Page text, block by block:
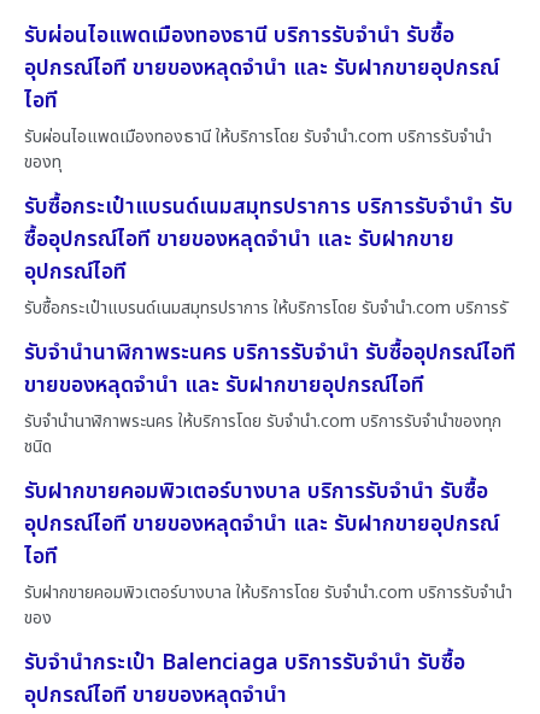
รับผ่อนไอแพดเมืองทองธานี บริการรับจำนำ รับซื้อ
อุปกรณ์ไอที ขายของหลุดจำนำ และ รับฝากขายอุปกรณ์
ไอที
รับผ่อนไอแพดเมืองทองธานี ให้บริการโดย รับจํานํา.com บริการรับจำนำ
ของทุ
รับซื้อกระเป๋าแบรนด์เนมสมุทรปราการ บริการรับจำนำ รับ
ซื้ออุปกรณ์ไอที ขายของหลุดจำนำ และ รับฝากขาย
อุปกรณ์ไอที
รับซื้อกระเป๋าแบรนด์เนมสมุทรปราการ ให้บริการโดย รับจํานํา.com บริการรั
รับจำนำนาฬิกาพระนคร บริการรับจำนำ รับซื้ออุปกรณ์ไอที
ขายของหลุดจำนำ และ รับฝากขายอุปกรณ์ไอที
รับจำนำนาฬิกาพระนคร ให้บริการโดย รับจํานํา.com บริการรับจำนำของทุก
ชนิด
รับฝากขายคอมพิวเตอร์บางบาล บริการรับจำนำ รับซื้อ
อุปกรณ์ไอที ขายของหลุดจำนำ และ รับฝากขายอุปกรณ์
ไอที
รับฝากขายคอมพิวเตอร์บางบาล ให้บริการโดย รับจํานํา.com บริการรับจำนำ
ของ
รับจำนำกระเป๋า Balenciaga บริการรับจำนำ รับซื้อ
อุปกรณ์ไอที ขายของหลุดจำนำ